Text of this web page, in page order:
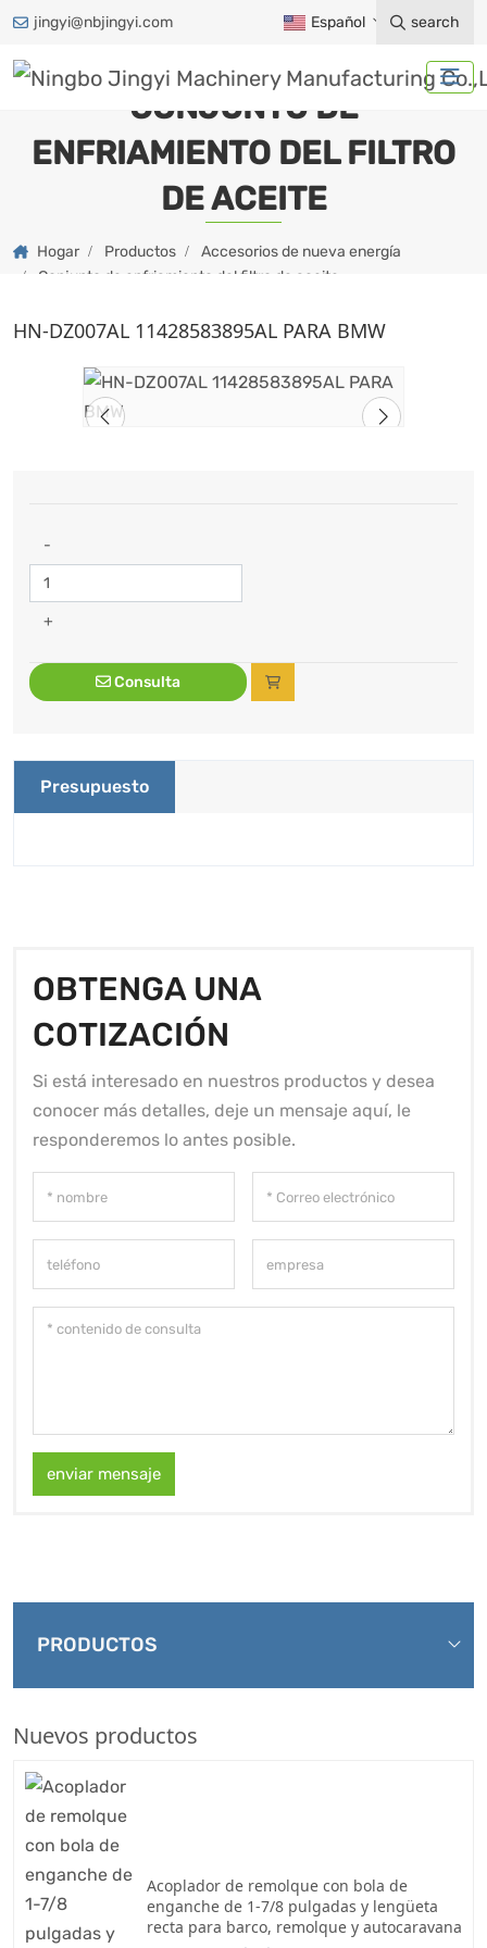
jingyi@nbjingyi.com Español search
CONJUNTO DE
ENFRIAMIENTO DEL FILTRO
DE ACEITE
Hogar Productos
Accesorios de nueva energía
Conjunto de enfriamiento del filtro de aceite
HN-DZ007AL 11428583895AL PARA BMW
-
+
Consulta
Presupuesto
OBTENGA UNA
COTIZACIÓN
Si está interesado en nuestros productos y desea
conocer más detalles, deje un mensaje aquí, le
responderemos lo antes posible.
enviar mensaje
PRODUCTOS
Nuevos productos
Acoplador de remolque con bola de
enganche de 1-7/8 pulgadas y lengüeta
recta para barco, remolque y autocaravana